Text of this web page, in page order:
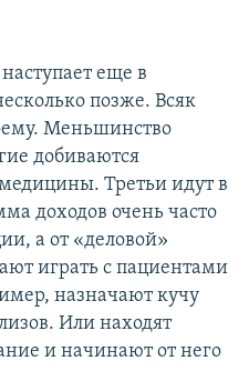
еще в
позже. Всяк
Меньшинство
добиваются
Третьи идут в
доходов очень часто
а от «деловой»
играть с пациентами
назначают кучу
Или находят
и начинают от него